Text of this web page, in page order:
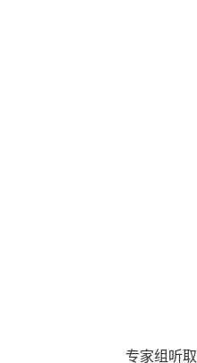
专家组听取